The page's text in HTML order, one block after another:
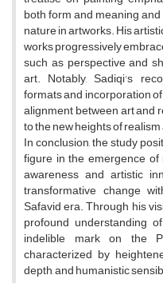
both form and meaning
nature in artworks. His
works progressively
such as perspective and
art. Notably, Sadiqi's
formats and incorporation
alignment between art and
to the new heights of
In conclusion, the study
figure in the emergence
awareness and artistic
transformative change
Safavid era. Through his
profound understanding
indelible mark on the
characterized by
depth, and humanistic